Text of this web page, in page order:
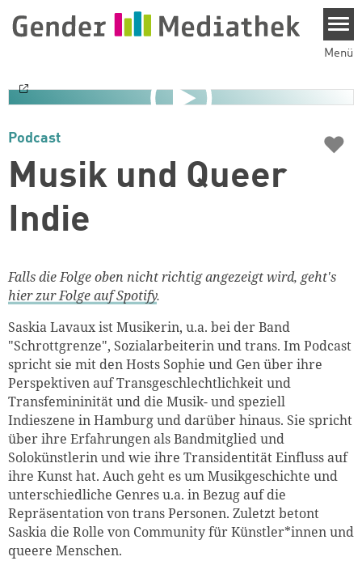
Menü
Podcast
Musik und Queer
Indie
♥
Falls die Folge oben nicht richtig angezeigt wird, geht's
hier zur Folge auf Spotify.
Saskia Lavaux ist Musikerin, u.a. bei der Band
"Schrottgrenze", Sozialarbeiterin und trans. Im Podcast
spricht sie mit den Hosts Sophie und Gen über ihre
Perspektiven auf Transgeschlechtlichkeit und
Transfemininität und die Musik- und speziell
Indieszene in Hamburg und darüber hinaus. Sie spricht
über ihre Erfahrungen als Bandmitglied und
Solokünstlerin und wie ihre Transidentität Einfluss auf
ihre Kunst hat. Auch geht es um Musikgeschichte und
unterschiedliche Genres u.a. in Bezug auf die
Repräsentation von trans Personen. Zuletzt betont
Saskia die Rolle von Community für Künstler*innen und
queere Menschen.